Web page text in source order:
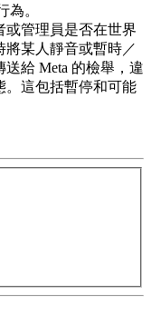
為。
或管理員是否在世界
某人靜音或暫時／
給 Meta 的檢舉，違
。這包括暫停和可能